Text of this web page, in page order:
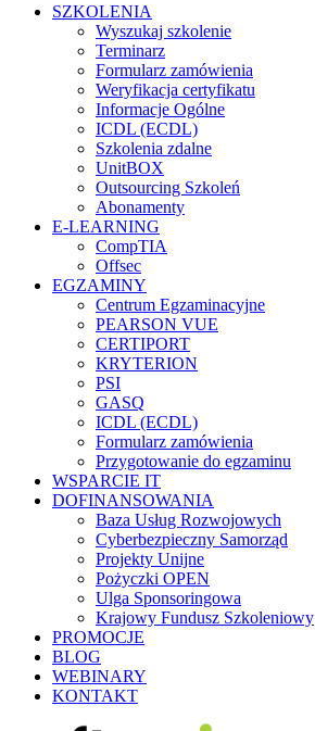
SZKOLENIA
Wyszukaj szkolenie
Terminarz
Formularz zamówienia
Weryfikacja certyfikatu
Informacje Ogólne
ICDL (ECDL)
Szkolenia zdalne
UnitBOX
Outsourcing Szkoleń
Abonamenty
E-LEARNING
CompTIA
Offsec
EGZAMINY
Centrum Egzaminacyjne
PEARSON VUE
CERTIPORT
KRYTERION
PSI
GASQ
ICDL (ECDL)
Formularz zamówienia
Przygotowanie do egzaminu
WSPARCIE IT
DOFINANSOWANIA
Baza Usług Rozwojowych
Cyberbezpieczny Samorząd
Projekty Unijne
Pożyczki OPEN
Ulga Sponsoringowa
Krajowy Fundusz Szkoleniowy
PROMOCJE
BLOG
WEBINARY
KONTAKT